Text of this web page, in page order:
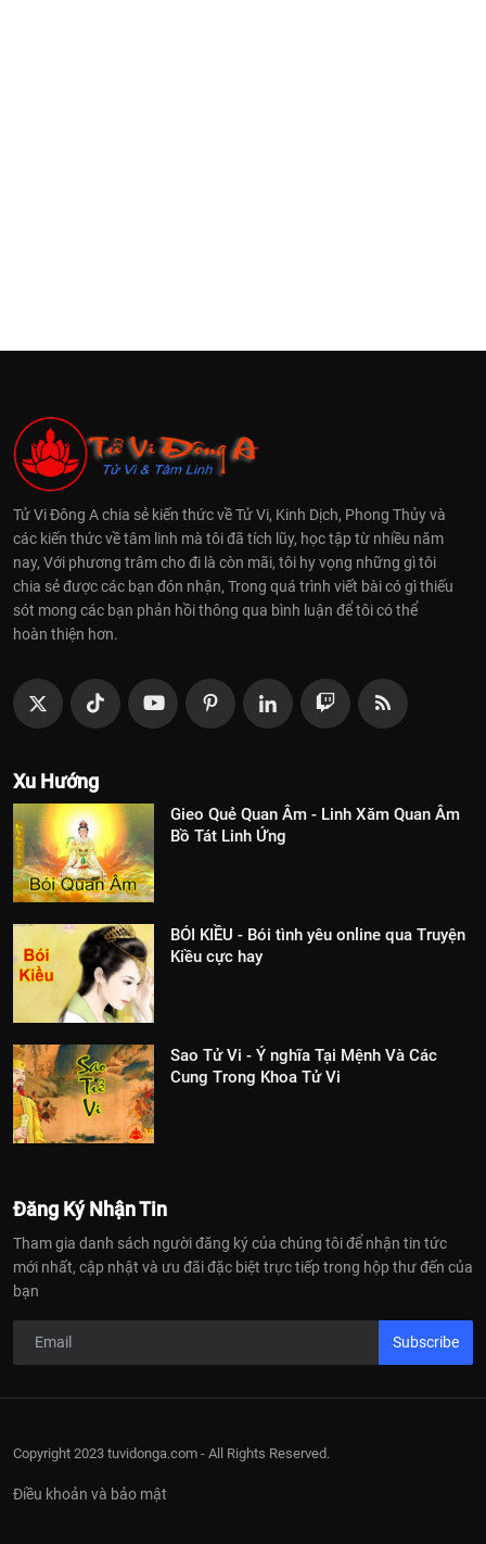
Tử Vi Đông A chia sẻ kiến thức về Tử Vi, Kinh Dịch, Phong Thủy và
các kiến thức về tâm linh mà tôi đã tích lũy, học tập từ nhiều năm
nay, Với phương trâm cho đi là còn mãi, tôi hy vọng những gì tôi
chia sẻ được các bạn đón nhận, Trong quá trình viết bài có gì thiếu
sót mong các bạn phản hồi thông qua bình luận để tôi có thể
hoàn thiện hơn.
Xu Hướng
Gieo Quẻ Quan Âm - Linh Xăm Quan Âm
Bồ Tát Linh Ứng
BÓI KIỀU - Bói tình yêu online qua Truyện
Kiều cực hay
Sao Tử Vi - Ý nghĩa Tại Mệnh Và Các
Cung Trong Khoa Tử Vi
Đăng Ký Nhận Tin
Tham gia danh sách người đăng ký của chúng tôi để nhận tin tức
mới nhất, cập nhật và ưu đãi đặc biệt trực tiếp trong hộp thư đến của
bạn
Subscribe
Copyright 2023 tuvidonga.com - All Rights Reserved.
Điều khoản và bảo mật